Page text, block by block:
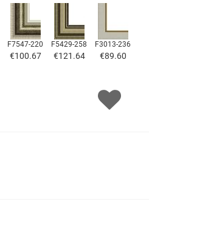
F7547-220
€100.67
F5429-258
€121.64
F3013-236
€89.60
F7034-298